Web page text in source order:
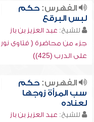
الفهرس:حكم
لبس البرقع
للشيخ: عبد العزيز بن باز
جزء من محاضرة ( فتاوى نور
على الدرب (425))
الفهرس:حكم
سب المرأة زوجها
لعناده
للشيخ: عبد العزيز بن باز